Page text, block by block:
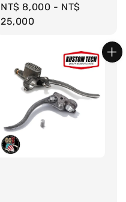
Regular
price
NT$ 8,000 - NT$
25,000